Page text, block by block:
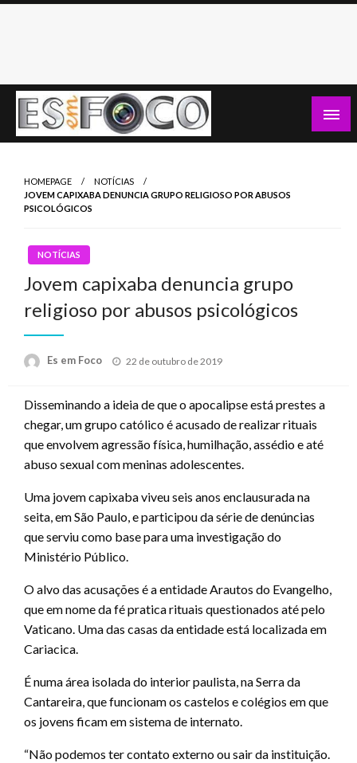
Skip
HOMEPAGE
NOTÍCIAS
JOVEM CAPIXABA DENUNCIA GRUPO RELIGIOSO POR ABUSOS
PSICOLÓGICOS
NOTÍCIAS
Jovem capixaba denuncia grupo
religioso por abusos psicológicos
Es em Foco
Posted
22 de outubro de 2019
Disseminando a ideia de que o apocalipse está prestes a
chegar, um grupo católico é acusado de realizar rituais
que envolvem agressão física, humilhação, assédio e até
abuso sexual com meninas adolescentes.
Uma jovem capixaba viveu seis anos enclausurada na
seita, em São Paulo, e participou da série de denúncias
que serviu como base para uma investigação do
Ministério Público.
O alvo das acusações é a entidade Arautos do Evangelho,
que em nome da fé pratica rituais questionados até pelo
Vaticano. Uma das casas da entidade está localizada em
Cariacica.
É numa área isolada do interior paulista, na Serra da
Cantareira, que funcionam os castelos e colégios em que
os jovens ficam em sistema de internato.
“Não podemos ter contato externo ou sair da instituição.